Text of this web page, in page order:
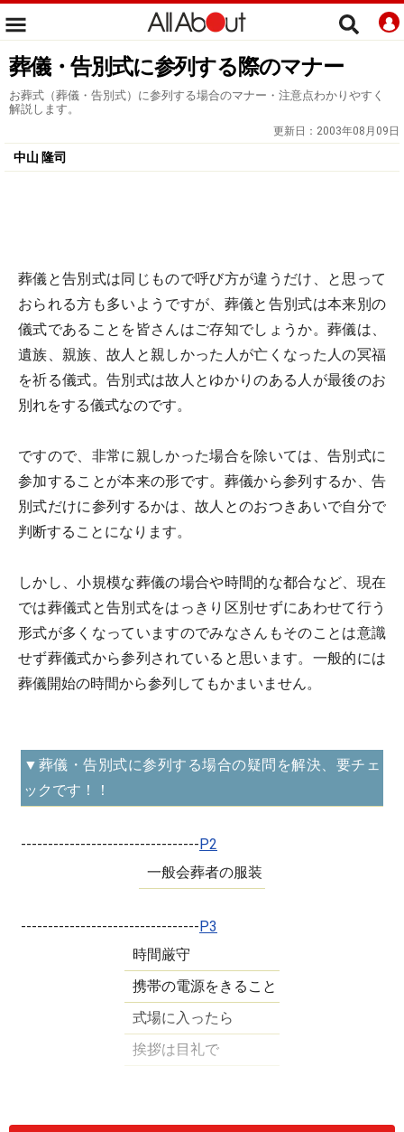
葬儀・告別式に参列する際のマナー
お葬式（葬儀・告別式）に参列する場合のマナー・注意点わかりやすく
解説します。
更新日： 2003年08月09日
中山 隆司
葬儀と告別式は同じもので呼び方が違うだけ、と思って
おられる方も多いようですが、葬儀と告別式は本来別の
儀式であることを皆さんはご存知でしょうか。葬儀は、
遺族、親族、故人と親しかった人が亡くなった人の冥福
を祈る儀式。告別式は故人とゆかりのある人が最後のお
別れをする儀式なのです。
ですので、非常に親しかった場合を除いては、告別式に
参加することが本来の形です。葬儀から参列するか、告
別式だけに参列するかは、故人とのおつきあいで自分で
判断することになります。
しかし、小規模な葬儀の場合や時間的な都合など、現在
では葬儀式と告別式をはっきり区別せずにあわせて行う
形式が多くなっていますのでみなさんもそのことは意識
せず葬儀式から参列されていると思います。一般的には
葬儀開始の時間から参列してもかまいません。
▼葬儀・告別式に参列する場合の疑問を解決、要チェ
ックです！！
---------------------------------P2
一般会葬者の服装
---------------------------------P3
時間厳守
携帯の電源をきること
式場に入ったら
挨拶は目礼で